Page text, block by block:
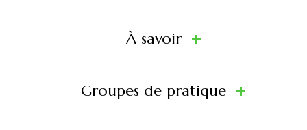
À savoir
Groupes de pratique